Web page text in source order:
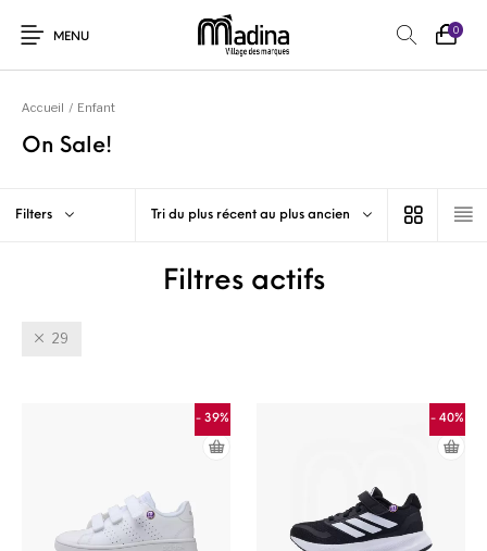
MENU
0
Accueil / Enfant
On Sale!
Filters Tri du plus récent au plus ancien
Filtres actifs
29
- 39% - 40%